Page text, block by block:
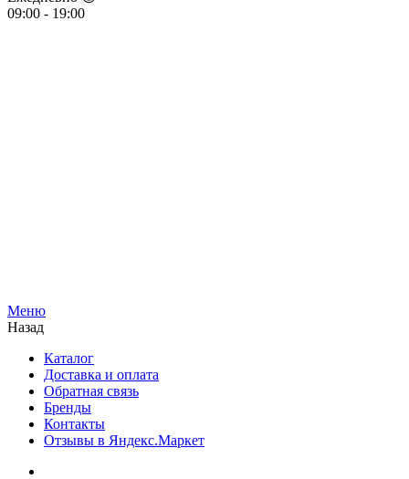
09:00 - 19:00
Меню
Назад
Каталог
Доставка и оплата
Обратная связь
Бренды
Контакты
Отзывы в Яндекс.Маркет